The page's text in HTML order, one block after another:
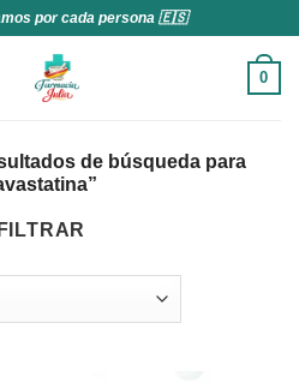
por cada persona 🇪🇸
0
de búsqueda para
FILTRAR